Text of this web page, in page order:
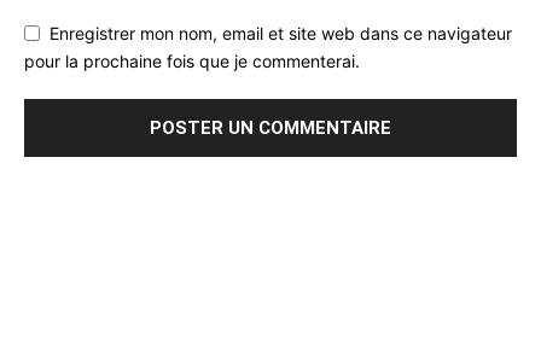
Enregistrer mon nom, email et site web dans ce navigateur
pour la prochaine fois que je commenterai.